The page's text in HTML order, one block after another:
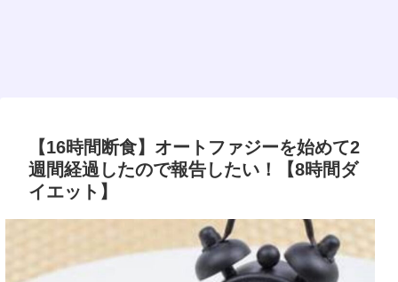
【16時間断食】オートファジーを始めて2
週間経過したので報告したい！【8時間ダ
イエット】